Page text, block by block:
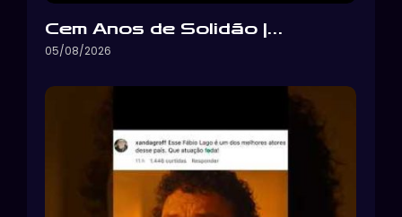
Cem Anos de Solidão |…
05/08/2026